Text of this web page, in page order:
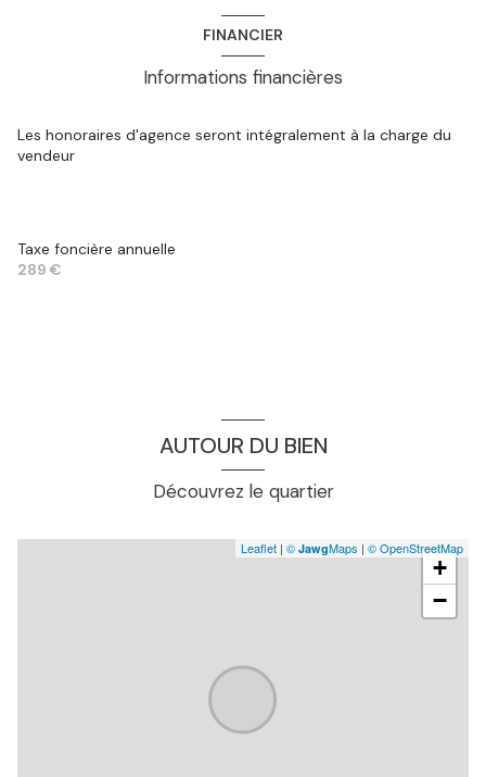
wc
3.5 m²
hall d\'entrée, rdc
FINANCIER
Informations financières
Les honoraires d'agence seront intégralement à la charge du
vendeur
Taxe foncière annuelle
289 €
AUTOUR DU BIEN
Découvrez le quartier
+
−
Leaflet | © JawgMaps | © OpenStreetMap